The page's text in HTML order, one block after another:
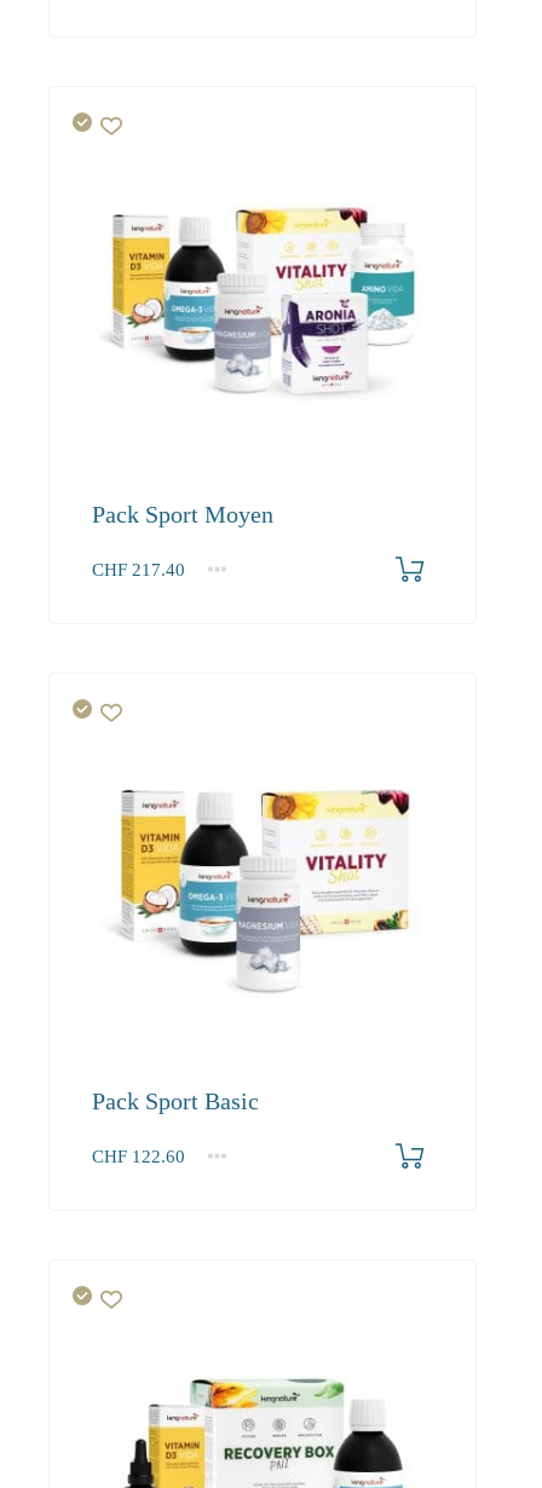
Pack Sport Moyen
CHF 217.40
1+
Pack Sport Basic
CHF 122.60
1+